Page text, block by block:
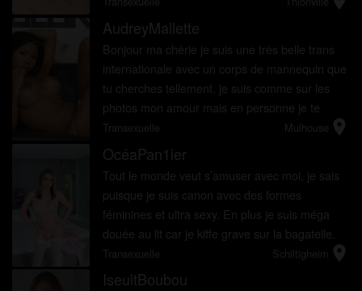
AudreyMallette
Bonjour ma chérie je suis une très belle trans
internationale avec un corps de mannequin que
tu cherches tellement, je suis comme sur les
photos mon amour mais en personne je te
plairai beaucoup plus. Je suis très féminine
avec une peau très dou...
Mulhouse location_on
Transexuelle
OcéaPan1ier
Tout le monde veut s’amuser avec moi, je sais
puisque je suis canon avec des formes
féminines et ultra sexy. En plus je suis méga
douée au lit car je kiffe grave sur la bagatelle.
Mais!!!! Je me suis donnée de bonnes
résolutions de transsexuel...
Schiltigheim location_on
Transexuelle
IseultBoubou